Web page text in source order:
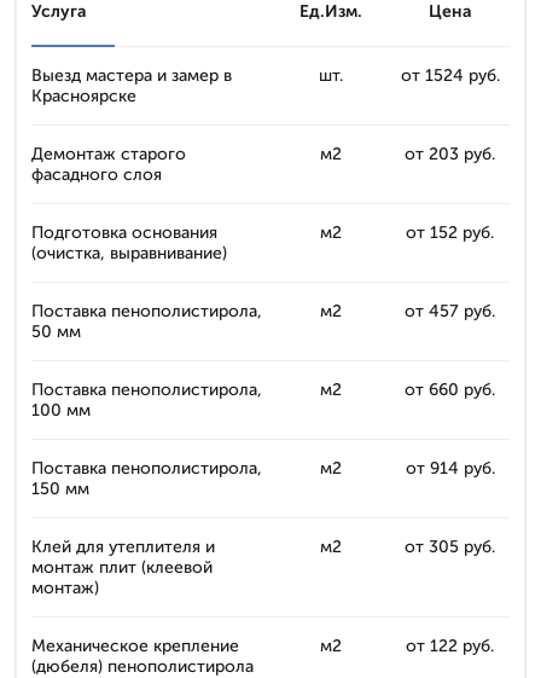
Услуга Ед.Изм. Цена
Выезд мастера и замер в
Красноярске
шт. от 1524 руб.
Демонтаж старого
фасадного слоя
м2 от 203 руб.
Подготовка основания
(очистка, выравнивание)
м2 от 152 руб.
Поставка пенополистирола,
50 мм
м2 от 457 руб.
Поставка пенополистирола,
100 мм
м2 от 660 руб.
Поставка пенополистирола,
150 мм
м2 от 914 руб.
Клей для утеплителя и
монтаж плит (клеевой
монтаж)
м2 от 305 руб.
Механическое крепление
(дюбеля) пенополистирола
м2 от 122 руб.